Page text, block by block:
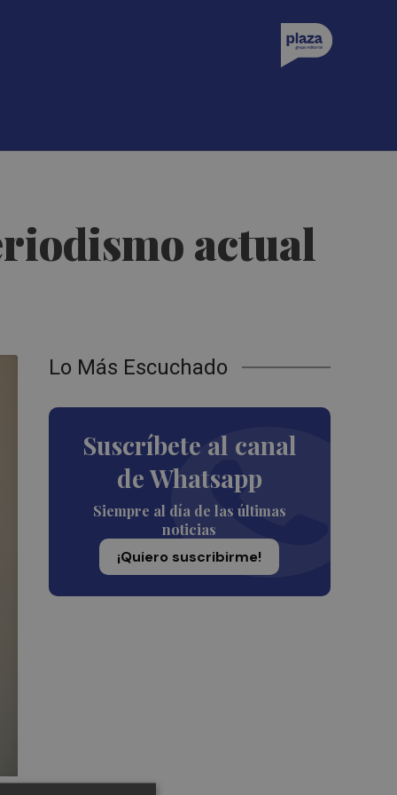
actual
Lo Más Escuchado
Suscríbete al canal
de Whatsapp
Siempre al día de las últimas
noticias
¡Quiero suscribirme!